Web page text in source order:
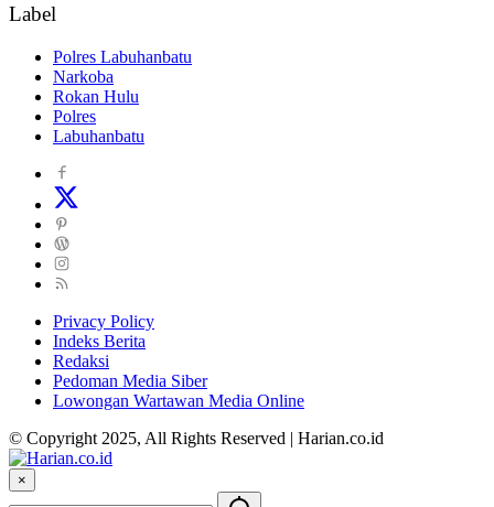
Label
Polres Labuhanbatu
Narkoba
Rokan Hulu
Polres
Labuhanbatu
Privacy Policy
Indeks Berita
Redaksi
Pedoman Media Siber
Lowongan Wartawan Media Online
© Copyright 2025, All Rights Reserved | Harian.co.id
×